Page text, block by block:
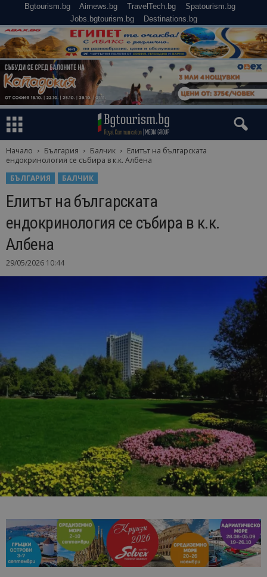
Bgtourism.bg Airnews.bg TravelTech.bg
Spatourism.bg
Jobs.bgtourism.bg
Destinations.bg
Начало България Балчик
Елитът на българската
ендокринология се събира в к.к. Албена
БЪЛГАРИЯ
БАЛЧИК
Елитът на българската
ендокринология се събира в к.к.
Албена
29/05/2026 10:44